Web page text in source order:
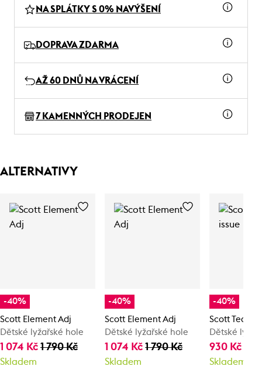
NA SPLÁTKY S 0% NAVÝŠENÍ
DOPRAVA ZDARMA
AŽ 60 DNŮ NA VRÁCENÍ
7 KAMENNÝCH PRODEJEN
ALTERNATIVY
-40%
Scott Element Adj
Dětské lyžařské hole
1 074 Kč 1 790 Kč
Skladem
-40%
Scott Element Adj
Dětské lyžařské hole
1 074 Kč1 790 Kč
Skladem
-40%
Scott Team
Dětské
930 Kč
Skladem